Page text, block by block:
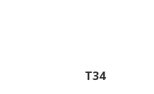
T34